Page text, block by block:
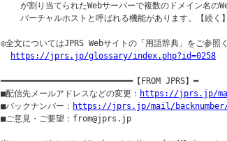
が割り当てられたWebサーバーで複数のドメイン名の
    バーチャルホストと呼ばれる機能があります。【続く】
◎全文についてはJPRS Webサイトの「用語辞典」をご参照
https://jprs.jp/glossary/index.php?id=0258
━━━━━━━━━━━━━━━━━━━━━━━━━━━【FROM JPRS】━
■配信先メールアドレスなどの変更： https://jprs.jp/
■バックナンバー： https://jprs.jp/mail/
■ご意見・ご要望：from@jprs.jp